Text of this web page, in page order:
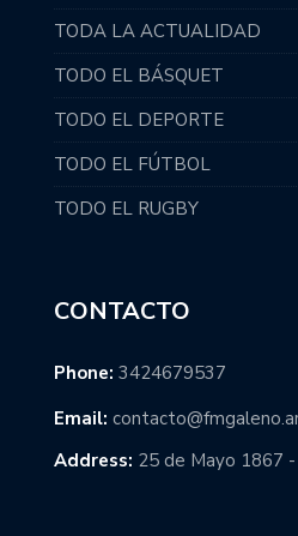
TODA LA ACTUALIDAD
TODO EL BÁSQUET
TODO EL DEPORTE
TODO EL FÚTBOL
TODO EL RUGBY
CONTACTO
Phone: 3424679537
Email:
Address: 25 de Mayo 1867